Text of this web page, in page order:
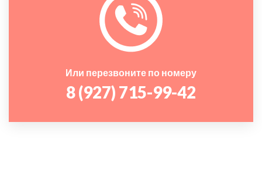
Или перезвоните по номеру
8 (927) 715-99-42